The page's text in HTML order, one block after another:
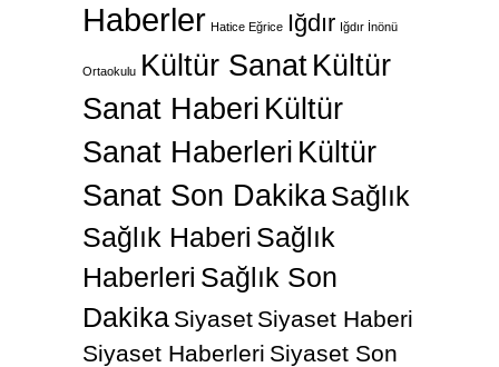
Haberler Hatice Eğrice Iğdır Iğdır İnönü
Ortaokulu Kültür SanatKültür
Sanat Haberi Kültür
Sanat Haberleri Kültür
Sanat Son DakikaSağlık
Sağlık Haberi Sağlık
Haberleri Sağlık Son
Dakika Siyaset Siyaset Haberi
Siyaset Haberleri Siyaset Son